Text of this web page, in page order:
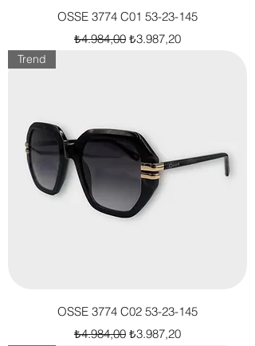
OSSE 3774 C01 53-23-145
Normal Fiyat
₺4.984,00 İndirimli Fiyat
₺3.987,20
Trend
OSSE 3774 C02 53-23-145
Normal Fiyat
₺4.984,00 İndirimli Fiyat
₺3.987,20